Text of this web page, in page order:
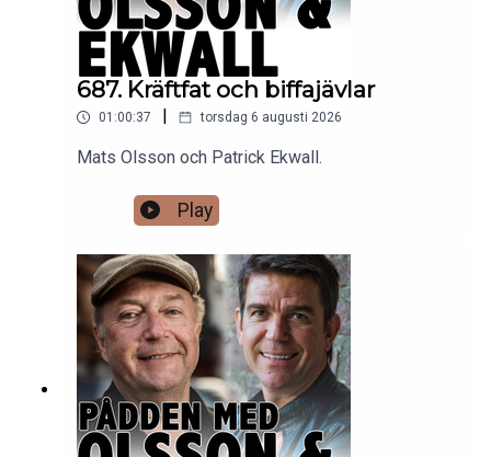
687. Kräftfat och biffajävlar
01:00:37 | torsdag 6 augusti 2026
Mats Olsson och Patrick Ekwall.
Play